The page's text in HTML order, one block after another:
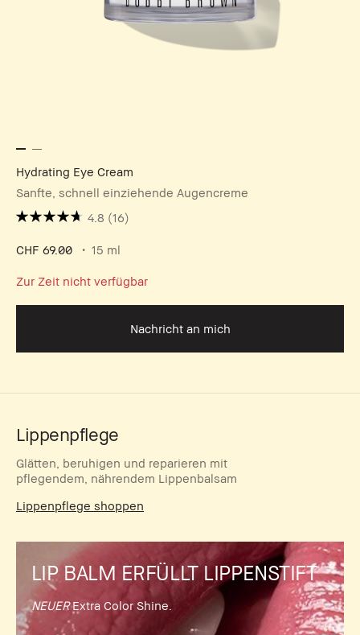
Hydrating Eye Cream
Sanfte, schnell einziehende Augencreme
4.8 (16)
CHF 69.00 15 ml
Zur Zeit nicht verfügbar
Nachricht an mich
Lippenpflege
Glätten, beruhigen und reparieren mit
pflegendem, nährendem Lippenbalsam
Lippenpflege shoppen
LIP BALM ERFÜLLT LIPPENSTIFT
NEUERExtra Color Shine.